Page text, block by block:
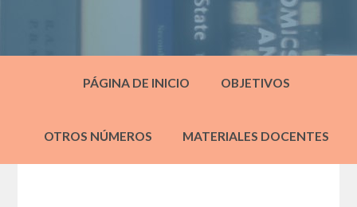
PÁGINA DE INICIO OBJETIVOS
OTROS NÚMEROS MATERIALES DOCENTES